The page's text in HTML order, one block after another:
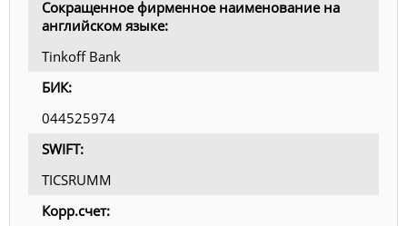
Сокращенное фирменное наименование на
английском языке:
Tinkoff Bank
БИК:
044525974
SWIFT:
TICSRUMM
Корр.счет: